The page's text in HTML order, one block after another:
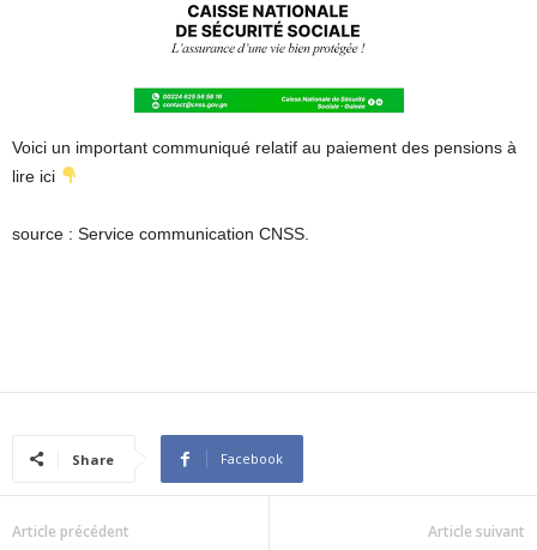
Voici un important communiqué relatif au paiement des pensions à
lire ici
source : Service communication CNSS.
Share Facebook
Article précédent Article suivant